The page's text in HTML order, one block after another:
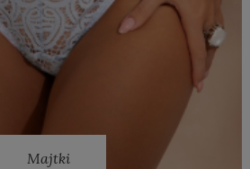
Majtki